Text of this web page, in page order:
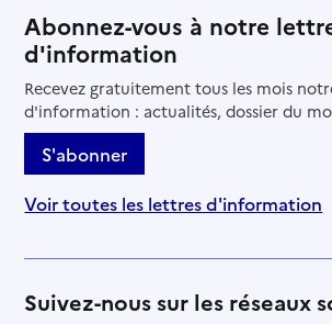
Abonnez-vous à notre
d'information
Recevez gratuitement tous les mois
d'information : actualités, dossier du
S'abonner
Voir toutes les lettres d'information
Suivez-nous sur les réseaux